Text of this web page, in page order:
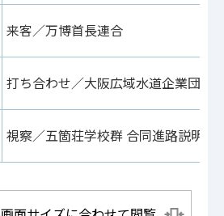
来客／万博首長連合
打ち合わせ／大阪広域水道企業団
視察／五箇荘学校群 合同進路説明会